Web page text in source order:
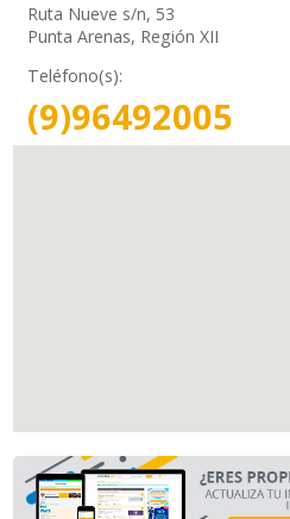
Ruta Nueve s/n, 53
Punta Arenas, Región XII
Teléfono(s):
(9)96492005